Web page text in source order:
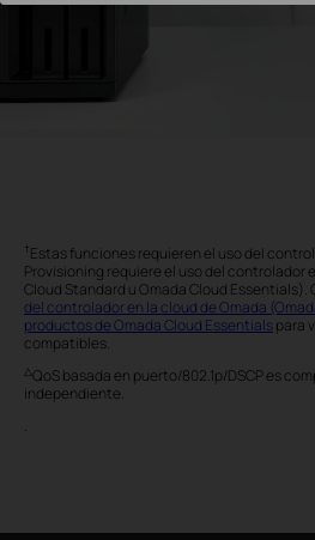
† Estas funciones requieren el uso del
Provisioning requiere el uso del controlador
Cloud Standard u Omada Cloud Essentials).
del controlador en la cloud de Omada
productos de Omada Cloud Essentialspara
compatibles.
△ QoS basada en puerto/802.1p/DSCP es
independiente.
.